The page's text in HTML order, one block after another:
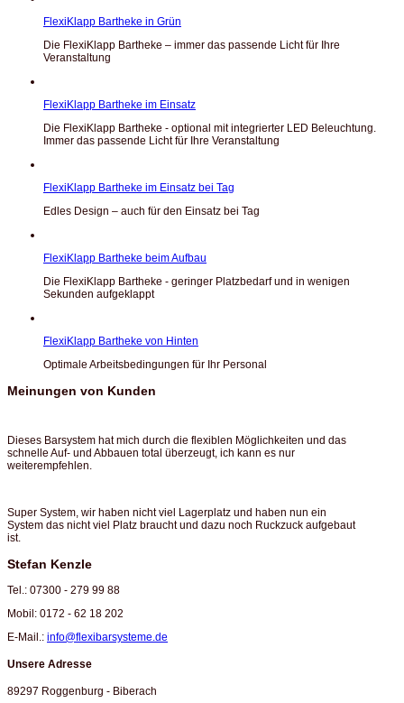
FlexiKlapp Bartheke in Grün
Die FlexiKlapp Bartheke – immer das passende Licht für Ihre
Veranstaltung
FlexiKlapp Bartheke im Einsatz
Die FlexiKlapp Bartheke - optional mit integrierter LED Beleuchtung.
Immer das passende Licht für Ihre Veranstaltung
FlexiKlapp Bartheke im Einsatz bei Tag
Edles Design – auch für den Einsatz bei Tag
FlexiKlapp Bartheke beim Aufbau
Die FlexiKlapp Bartheke - geringer Platzbedarf und in wenigen
Sekunden aufgeklappt
FlexiKlapp Bartheke von Hinten
Optimale Arbeitsbedingungen für Ihr Personal
Meinungen von Kunden
Dieses Barsystem hat mich durch die flexiblen Möglichkeiten und das
schnelle Auf- und Abbauen total überzeugt, ich kann es nur
weiterempfehlen.
Super System, wir haben nicht viel Lagerplatz und haben nun ein
System das nicht viel Platz braucht und dazu noch Ruckzuck aufgebaut
ist.
Stefan Kenzle
Tel.: 07300 - 279 99 88
Mobil: 0172 - 62 18 202
E-Mail.: info@flexibarsysteme.de
Unsere Adresse
89297 Roggenburg - Biberach